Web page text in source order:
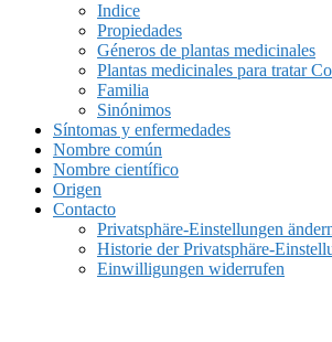
Indice
Propiedades
Géneros de plantas medicinales
Plantas medicinales para tratar
Familia
Sinónimos
Síntomas y enfermedades
Nombre común
Nombre científico
Origen
Contacto
Privatsphäre-Einstellungen
Historie der Privatsphäre-
Einwilligungen widerrufen